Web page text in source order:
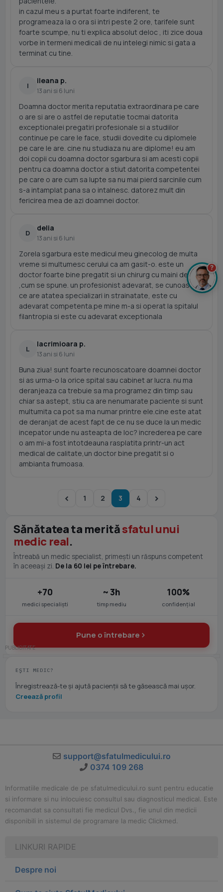
in cazul meu s a purtat foarte indiferent, te
programeaza la o ora si intri peste 2 ore, tarifele sunt
foarte scumpe, nu ti explica absolut deloc , iti zice doua
vorbe in termeni medicali de nu intelegi nimic si gata a
terminat cu tine.
I
ileana p.
13 ani si 6 luni
Doamna doctor merita reputatia extraordinara pe care
o are si are o astfel de reputatie tocmai datorita
exceptionalei pregatiri profesionale si a studiilor
continue pe care le face, studii dovedite cu diplomele
pe care le are. cine nu studiaza nu are diplome! eu am
doi copii cu doamna doctor sgarbura si am acesti copii
pentru ca doamna doctor a stiut datorita competentei
pe care o are cum sa lupte sa nu mai pierd sarcinile cum
s-a intamplat pana sa o intalnesc. datorez mult din
fericirea mea de azi doamnei doctor.
D
delia
13 ani si 6 luni
Zorela sgarbura este medicul meu ginecolog de multa
vreme si multumesc cerului ca am gasit-o. este un
doctor foarte bine pregatit si un chirurg cu maini de aur
,cum se spune. un profesionist adevarat, se cunoaste
ce are atatea specializari in strainatate, este cu
adevarat competenta.pe mine m-a si operat la spitalul
filantropia si este cu adevarat exceptionala
L
lacrimioara p.
13 ani si 6 luni
Buna ziua! sunt foarte recunoscatoare doamnei doctor
si as urma-o la orice spital sau cabinet ar lucra. nu ma
deranjeaza ca trebuie sa ma programez din timp sau
chiar sa astept, stiu ca are nenumarate paciente si sunt
multumita ca pot sa ma numar printre ele.cine este atat
de deranjat de acest fapt de ce nu se duce la un medic
incepator unde nu asteapta de loc? increderea pe care
o am mi-a fost intotdeauna rasplatita printr-un act
medical de calitate,un doctor bine pregatit si o
ambianta frumoasa.
1 2 3 4
Sănătatea ta merităsfatul unui
medic real.
Întreabă un medic specialist, primești un răspuns competent
în aceeași zi. De la 60 lei pe întrebare.
+70
medici specialiști
~ 3h
timp mediu
100%
confidențial
Pune o întrebare
EȘTI MEDIC?
Înregistrează-te și ajută pacienții să te găsească mai ușor.
Creează profil
support@sfatulmedicului.ro
0374 109 268
Informatiile medicale de pe sfatulmedicului.ro sunt pentru educatie
si informare si nu inlocuiesc consultul sau diagnosticul medical. Este
recomandat sa consultati fie medicul Dvs., fie unul din medicii
disponibili in sistemul de programare la medic Clickmed.
LINKURI RAPIDE
Despre noi
?